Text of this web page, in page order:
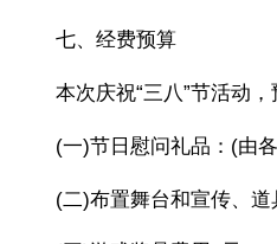
七、经费预算
本次庆祝“三八”节活动
(一)节日慰问礼品：(由
(二)布置舞台和宣传、道